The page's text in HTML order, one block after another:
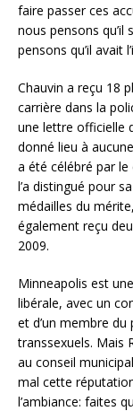
faire passer ces
nous pensons qu’il
pensons qu’il avait
Chauvin a reçu 18
carrière dans la
une lettre officielle
donné lieu à
a été célébré par
l’a distingué pour
médailles du
également reçu
2009.
Minneapolis est
libérale, avec un
et d’un membre
transsexuels. Mais
au conseil
mal cette
l’ambiance: faites